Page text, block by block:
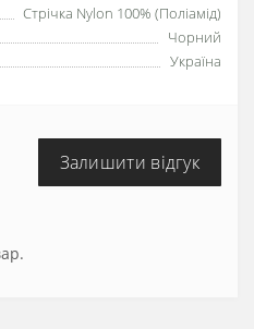
Стрічка Nylon 100% (Поліамід)
Чорний
Україна
Залишити відгук